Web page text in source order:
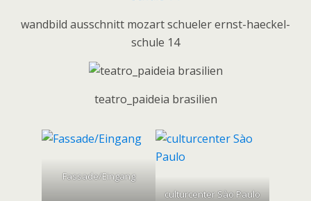
wandbild ausschnitt mozart schueler ernst-haeckel-
schule 14
teatro_paideia brasilien
Fassade/Eingang
culturcenter Sào Paulo